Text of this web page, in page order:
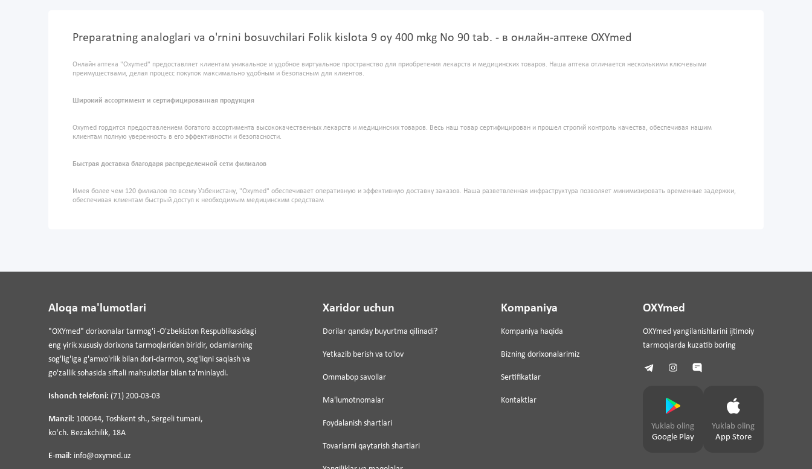
Preparatning analoglari va o'rnini bosuvchilari Folik kislota 9 oy 400 mkg No 90 tab. - в онлайн-аптеке OXYmed
Онлайн аптека "Oxymed" предоставляет клиентам уникальное и удобное виртуальное пространство для приобретения лекарств и медицинских товаров. Наша аптека отличается несколькими ключевыми
преимуществами, делая процесс покупок максимально удобным и безопасным для клиентов.
Широкий ассортимент и сертифицированная продукция
Oxymed гордится предоставлением богатого ассортимента высококачественных лекарств и медицинских товаров. Весь наш товар сертифицирован и прошел строгий контроль качества, обеспечивая нашим
клиентам полную уверенность в его эффективности и безопасности.
Быстрая доставка благодаря распределенной сети филиалов
Имея более чем 120 филиалов по всему Узбекистану, "Oxymed" обеспечивает оперативную и эффективную доставку заказов. Наша разветвленная инфраструктура позволяет минимизировать временные задержки,
обеспечивая клиентам быстрый доступ к необходимым медицинским средствам
Aloqa ma'lumotlari
"OXYmed" dorixonalar tarmog'i -O'zbekiston Respublikasidagi
eng yirik xususiy dorixona tarmoqlaridan biridir, odamlarning
sog'lig'iga g'amxo'rlik bilan dori-darmon, sog'liqni saqlash va
go'zallik sohasida siftali mahsulotlar bilan ta'minlaydi.
Ishonch telefoni: (71) 200-03-03
Manzil: 100044, Toshkent sh., Sergeli tumani,
koʻch. Bezakchilik, 18A
E-mail: info@oxymed.uz
Xaridor uchun
Dorilar qanday buyurtma qilinadi?
Yetkazib berish va to'lov
Ommabop savollar
Ma'lumotnomalar
Foydalanish shartlari
Tovarlarni qaytarish shartlari
Kompaniya
Kompaniya haqida
Bizning dorixonalarimiz
Sertifikatlar
Kontaktlar
OXYmed
OXYmed yangilanishlarini ijtimoiy
tarmoqlarda kuzatib boring
Yuklab oling
Google Play
Yuklab oling
App Store